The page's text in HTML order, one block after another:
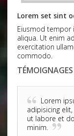
Lorem set sint
Eiusmod tempor
aliqua. Ut enim
exercitation
commodo.
TÉMOIGNAGES
Lorem
adipisicing
ut labore et
minim.